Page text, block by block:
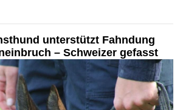
unterstützt Fahndung
– Schweizer gefasst